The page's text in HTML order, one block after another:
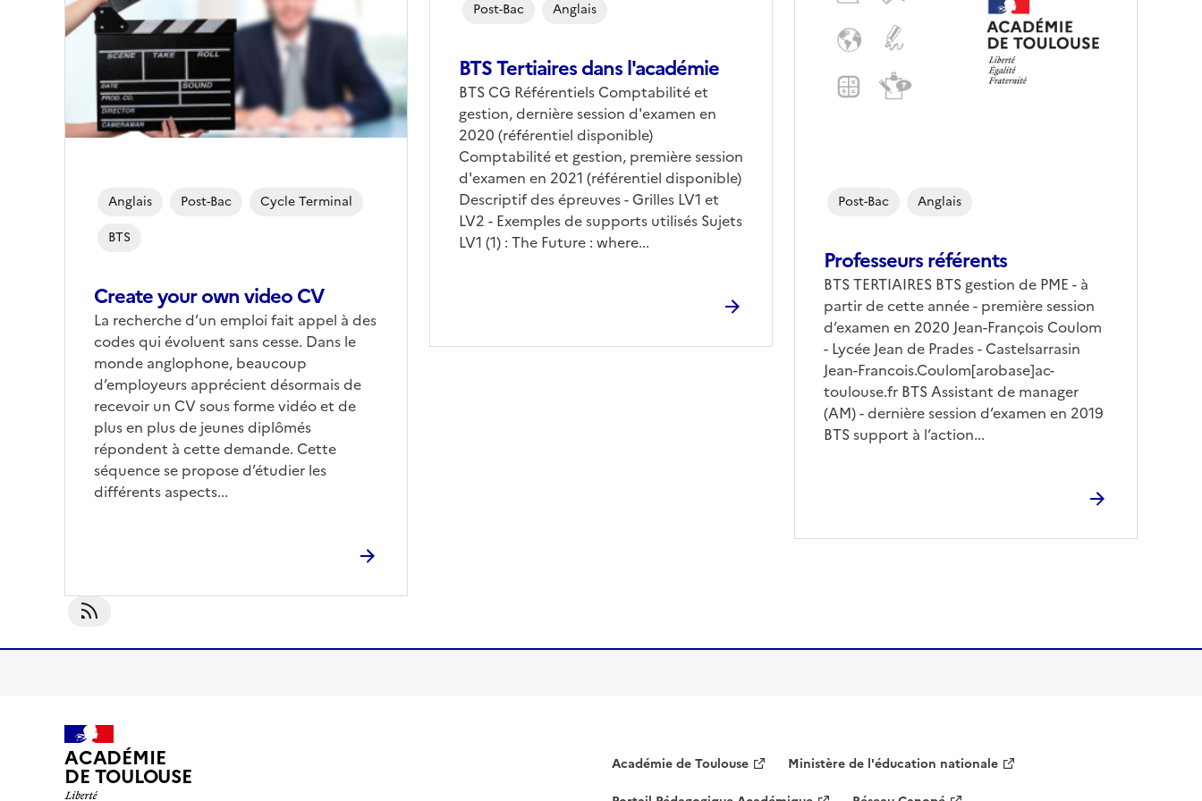
Create your own video CV
La recherche d’un emploi fait appel à des
codes qui évoluent sans cesse. Dans le
monde anglophone, beaucoup
d’employeurs apprécient désormais de
recevoir un CV sous forme vidéo et de
plus en plus de jeunes diplômés
répondent à cette demande. Cette
séquence se propose d’étudier les
différents aspects...
Anglais Post-Bac
Cycle Terminal
BTS
BTS Tertiaires dans l'académie
BTS CG Référentiels Comptabilité et
gestion, dernière session d'examen en
2020 (référentiel disponible)
Comptabilité et gestion, première session
d'examen en 2021 (référentiel disponible)
Descriptif des épreuves - Grilles LV1 et
LV2 - Exemples de supports utilisés Sujets
LV1 (1) : The Future : where...
Post-Bac Anglais
Professeurs référents
BTS TERTIAIRES BTS gestion de PME - à
partir de cette année - première session
d’examen en 2020 Jean-François Coulom
- Lycée Jean de Prades - Castelsarrasin
Jean-Francois.Coulom[arobase]ac-
toulouse.fr BTS Assistant de manager
(AM) - dernière session d’examen en 2019
BTS support à l’action...
Post-Bac Anglais
ACADÉMIE
DE TOULOUSE Académie de Toulouse
Ministère de l'éducation nationale